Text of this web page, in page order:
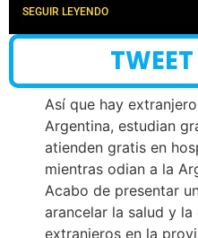
SEGUIR LEYENDO
Así que hay
Argentina, estudian
atienden gratis en
mientras odian a la
Acabo de presentar
arancelar la salud y la
extranjeros en la